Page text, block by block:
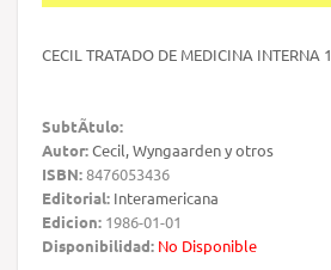
CECIL TRATADO DE MEDICINA INTERNA 1
SubtÃ­tulo:
Autor:Cecil, Wyngaarden y otros
ISBN:8476053436
Editorial: Interamericana
Edicion: 1986-01-01
Disponibilidad: No Disponible